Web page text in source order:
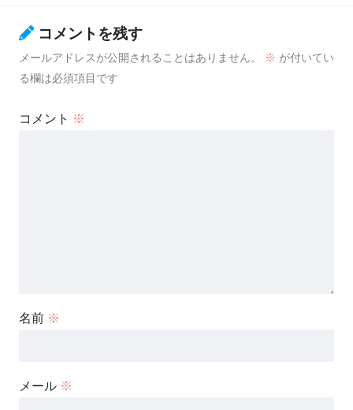
コメントを残す
メールアドレスが公開されることはありません。 ※ が付いてい
る欄は必須項目です
コメント ※
名前 ※
メール ※